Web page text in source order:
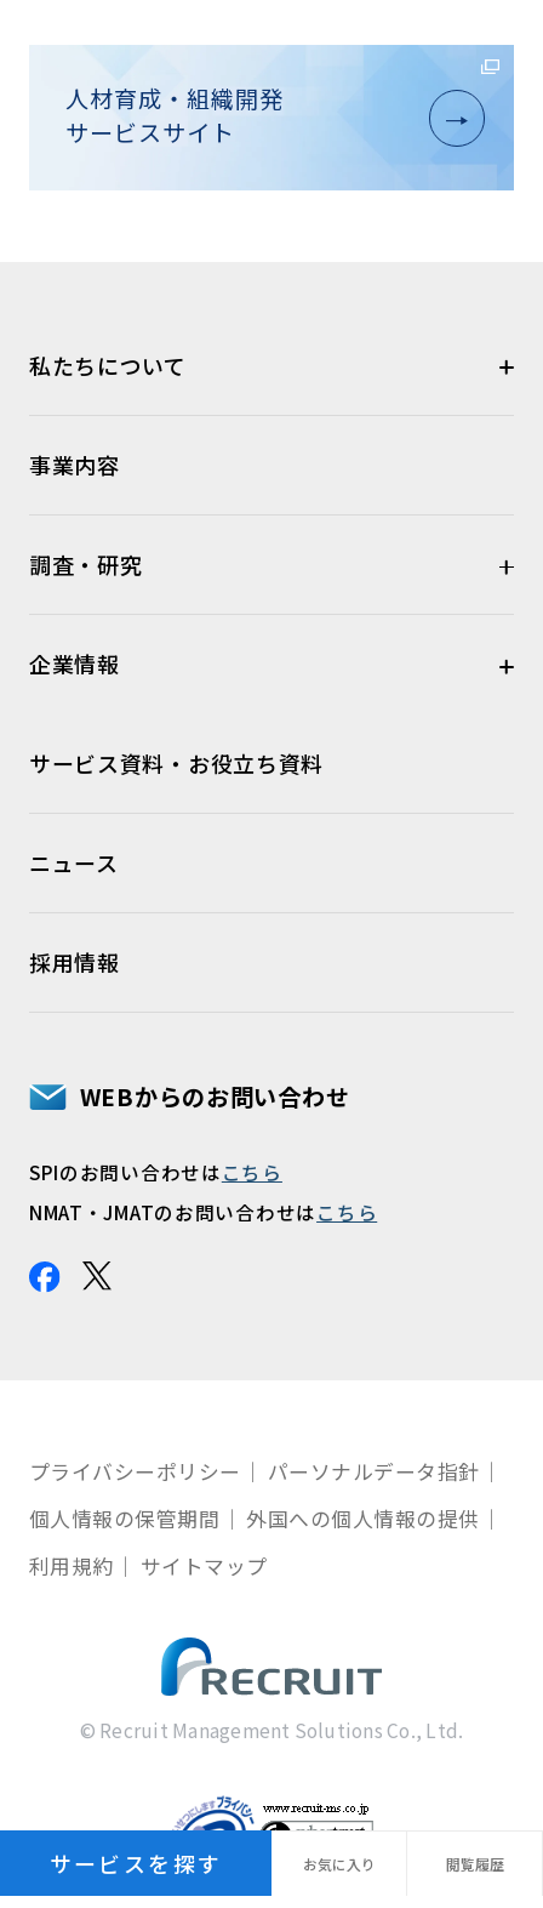
人材育成・組織開発
サービスサイト
サービスを探す お気に 入り 閲覧履歴
私たちについて
事業内容
調査・研究
企業情報
サービス資料・お役立ち資料
ニュース
採用情報
WEBからのお問い合わせ
SPIのお問い合わせはこちら
NMAT・JMATのお問い合わせはこちら
プライバシーポリシー
パーソナルデータ指針
個人情報の保管期間
外国への個人情報の提供
利用規約
サイトマップ
© Recruit Management Solutions Co., Ltd.